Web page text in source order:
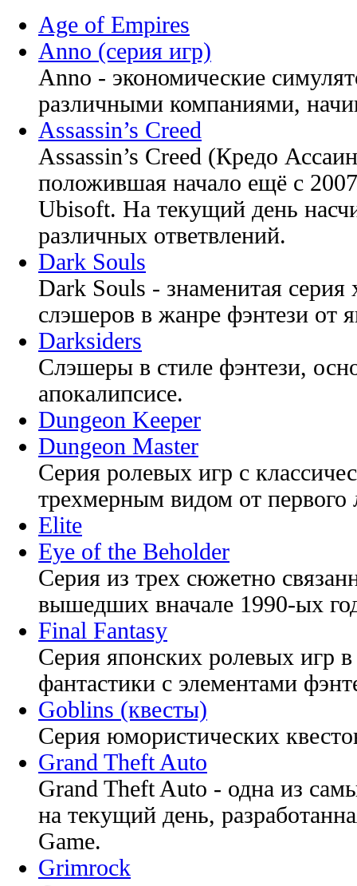
Age of Empires
Anno (серия игр)
Anno - экономические
различными компаниями,
Assassin’s Creed
Assassin’s Creed (Кредо
положившая начало ещё с
Ubisoft. На текущий день
различных ответвлений.
Dark Souls
Dark Souls - знаменитая
слэшеров в жанре фэнтези от
Darksiders
Слэшеры в стиле фэнтези,
апокалипсисе.
Dungeon Keeper
Dungeon Master
Серия ролевых игр с
трехмерным видом от первого
Elite
Eye of the Beholder
Серия из трех сюжетно
вышедших вначале 1990-ых
Final Fantasy
Серия японских ролевых игр
фантастики с элементами
Goblins (квесты)
Серия юмористических
Grand Theft Auto
Grand Theft Auto - одна из
на текущий день,
Game.
Grimrock